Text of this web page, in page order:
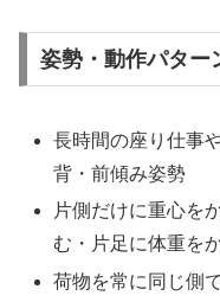
姿勢・動作パター
長時間の座り仕事
背・前傾み姿勢
片側だけに重心を
む・片足に体重を
荷物を常に同じ側